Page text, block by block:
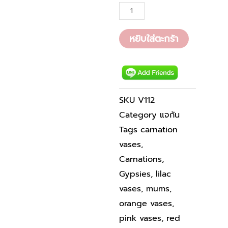
หยิบใส่ตะกร้า
SKU V112
Category แจกัน
Tags carnation
vases,
Carnations,
Gypsies, lilac
vases, mums,
orange vases,
pink vases, red